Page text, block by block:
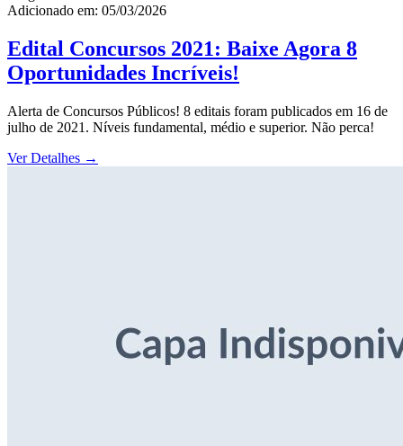
Adicionado em: 05/03/2026
Edital Concursos 2021: Baixe Agora 8
Oportunidades Incríveis!
Alerta de Concursos Públicos! 8 editais foram publicados em 16 de
julho de 2021. Níveis fundamental, médio e superior. Não perca!
Ver Detalhes →